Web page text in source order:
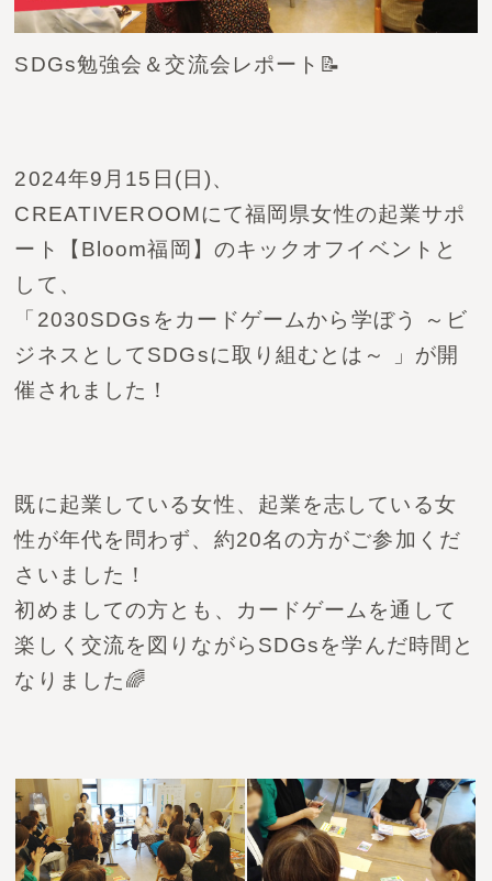
SDGs勉強会＆交流会レポート📝
2024年9月15日(日)、
CREATIVEROOMにて福岡県女性の起業サポ
ート【Bloom福岡】のキックオフ イベントと
して、
「2030SDGsをカードゲームから学ぼう ～ビ
ジネスとし てSDGsに取り組むとは～ 」が開
催されました！
既に起業している女性、起業を志している女
性が年代を問わず、約20名の方がご参加くだ
さいました！
初めましての方とも、カードゲームを通して
楽しく交流を図りながら SDGsを学んだ時間と
なりました🌈